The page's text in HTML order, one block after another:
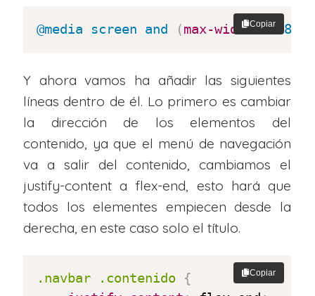
@media screen and (max-width: 768px
Copiar
Y ahora vamos ha añadir las siguientes
líneas dentro de él. Lo primero es cambiar
la dirección de los elementos del
contenido, ya que el menú de navegación
va a salir del contenido, cambiamos el
justify-content a flex-end, esto hará que
todos los elementes empiecen desde la
derecha, en este caso solo el título.
.navbar .contenido {
Copiar